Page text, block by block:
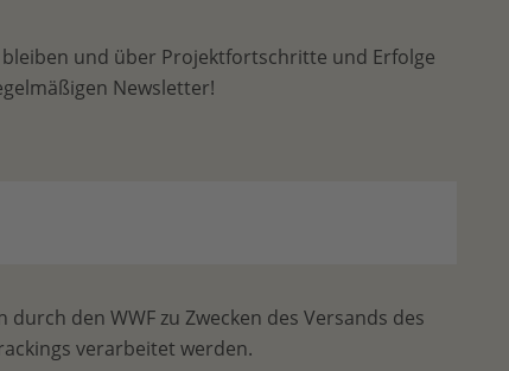
und über Projektfortschritte und Erfolge
Newsletter!
den WWF zu Zwecken des Versands des
verarbeitet werden.